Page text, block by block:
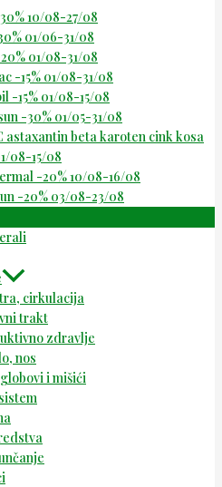
10/08-27/08
01/06-31/08
01/08-31/08
-15% 01/08-31/08
-15% 01/08-15/08
-30% 01/05-31/08
astaxantin beta karoten cink kosa
08-15/08
-20% 10/08-16/08
-20% 03/08-23/08
cirkulacija
trakt
zdravlje
nos
i mišići